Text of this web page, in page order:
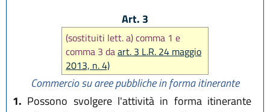
Art. 3
(sostituiti lett. a) comma 1 e
comma 3 daart. 3 L.R. 24 maggio
2013, n. 4)
Commercio su aree pubbliche in forma itinerante
1. Possono svolgere l'attività in forma itinerante